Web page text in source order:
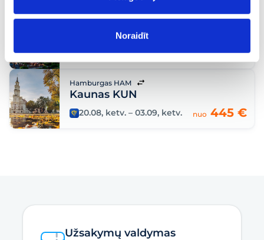
Noraidīt
Vilnius VNO
Pažintinės
20.08, ketv.– 30.08, sekm. nuo248 €
Hamburgas HAM
Kaunas KUN
20.08, ketv. – 03.09, ketv. nuo 445 €
Užsakymų valdymas